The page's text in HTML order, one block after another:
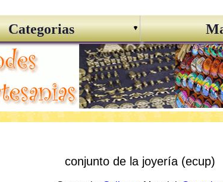
Categorias
conjunto de la joyería (ecup)